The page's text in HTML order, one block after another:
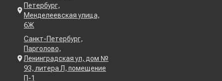
Петербург,
Менделеевская улица,
6Ж
Санкт-Петербург,
Парголово,
Ленинградская ул, дом №
93, литера Л, помещение
П-1